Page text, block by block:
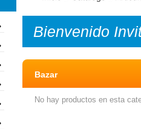
Bienvenido
Bazar
No hay productos en esta